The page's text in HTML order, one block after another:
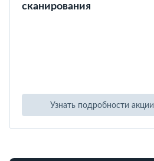
сканирования
Узнать подробности акции